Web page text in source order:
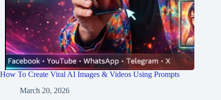
How To Create Viral AI Images & Videos Using Prompts
March 20, 2026